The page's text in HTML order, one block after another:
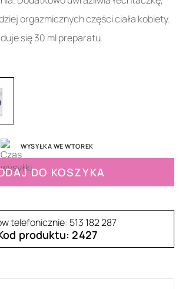
orgazmicznych części ciała kobiety.
się 30 ml preparatu.
WYSYŁKA WE WTOREK
DO KOSZYKA
telefonicznie: 513 182 287
produktu: 2427